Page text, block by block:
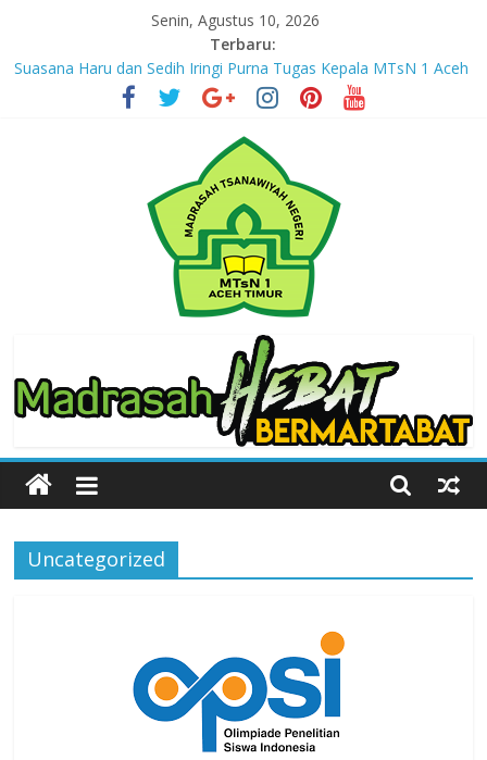
content
Senin, Agustus 10, 2026
Terbaru:
Suasana Haru dan Sedih Iringi Purna Tugas Kepala MTsN 1 Aceh
Masuki Tahun Ketiga, MTsN 1 Aceh Timur Perkuat Kapasitas
Guru untuk Hadirkan Inovasi Kelas Digital
Jejak yang Tertinggal – Part III
Jejak yang Tertinggal – Part II
Jejak yang Tertinggal – Part I
1
Aceh
Timur
Simpang
Uncategorized